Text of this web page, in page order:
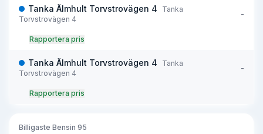
Tanka Älmhult Torvstrovägen 4
Tanka
Torvstrovägen 4
-
Rapportera pris
Tanka Älmhult Torvstrovägen 4
Tanka
Torvstrovägen 4
-
Rapportera pris
Billigaste Bensin 95